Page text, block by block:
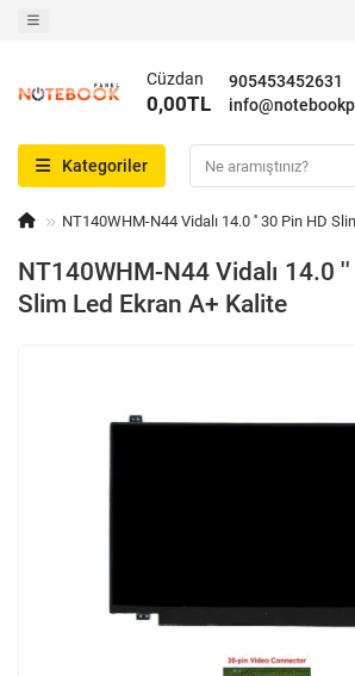
905453452631
Cüzdan
0,00TL
Kategoriler
NT140WHM-N44 Vidalı 14.0 '' 30 Pin HD
NT140WHM-N44 Vidalı 14.0
Slim Led Ekran A+ Kalite